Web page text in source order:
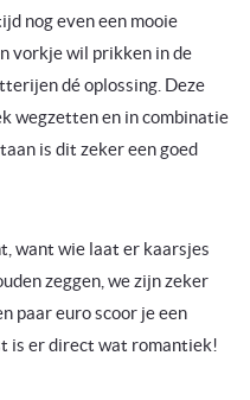
nog even een mooie
vorkje wil prikken in de
dé oplossing. Deze
wegzetten en in combinatie
is dit zeker een goed
want wie laat er kaarsjes
zeggen, we zijn zeker
paar euro scoor je een
is er direct wat romantiek!